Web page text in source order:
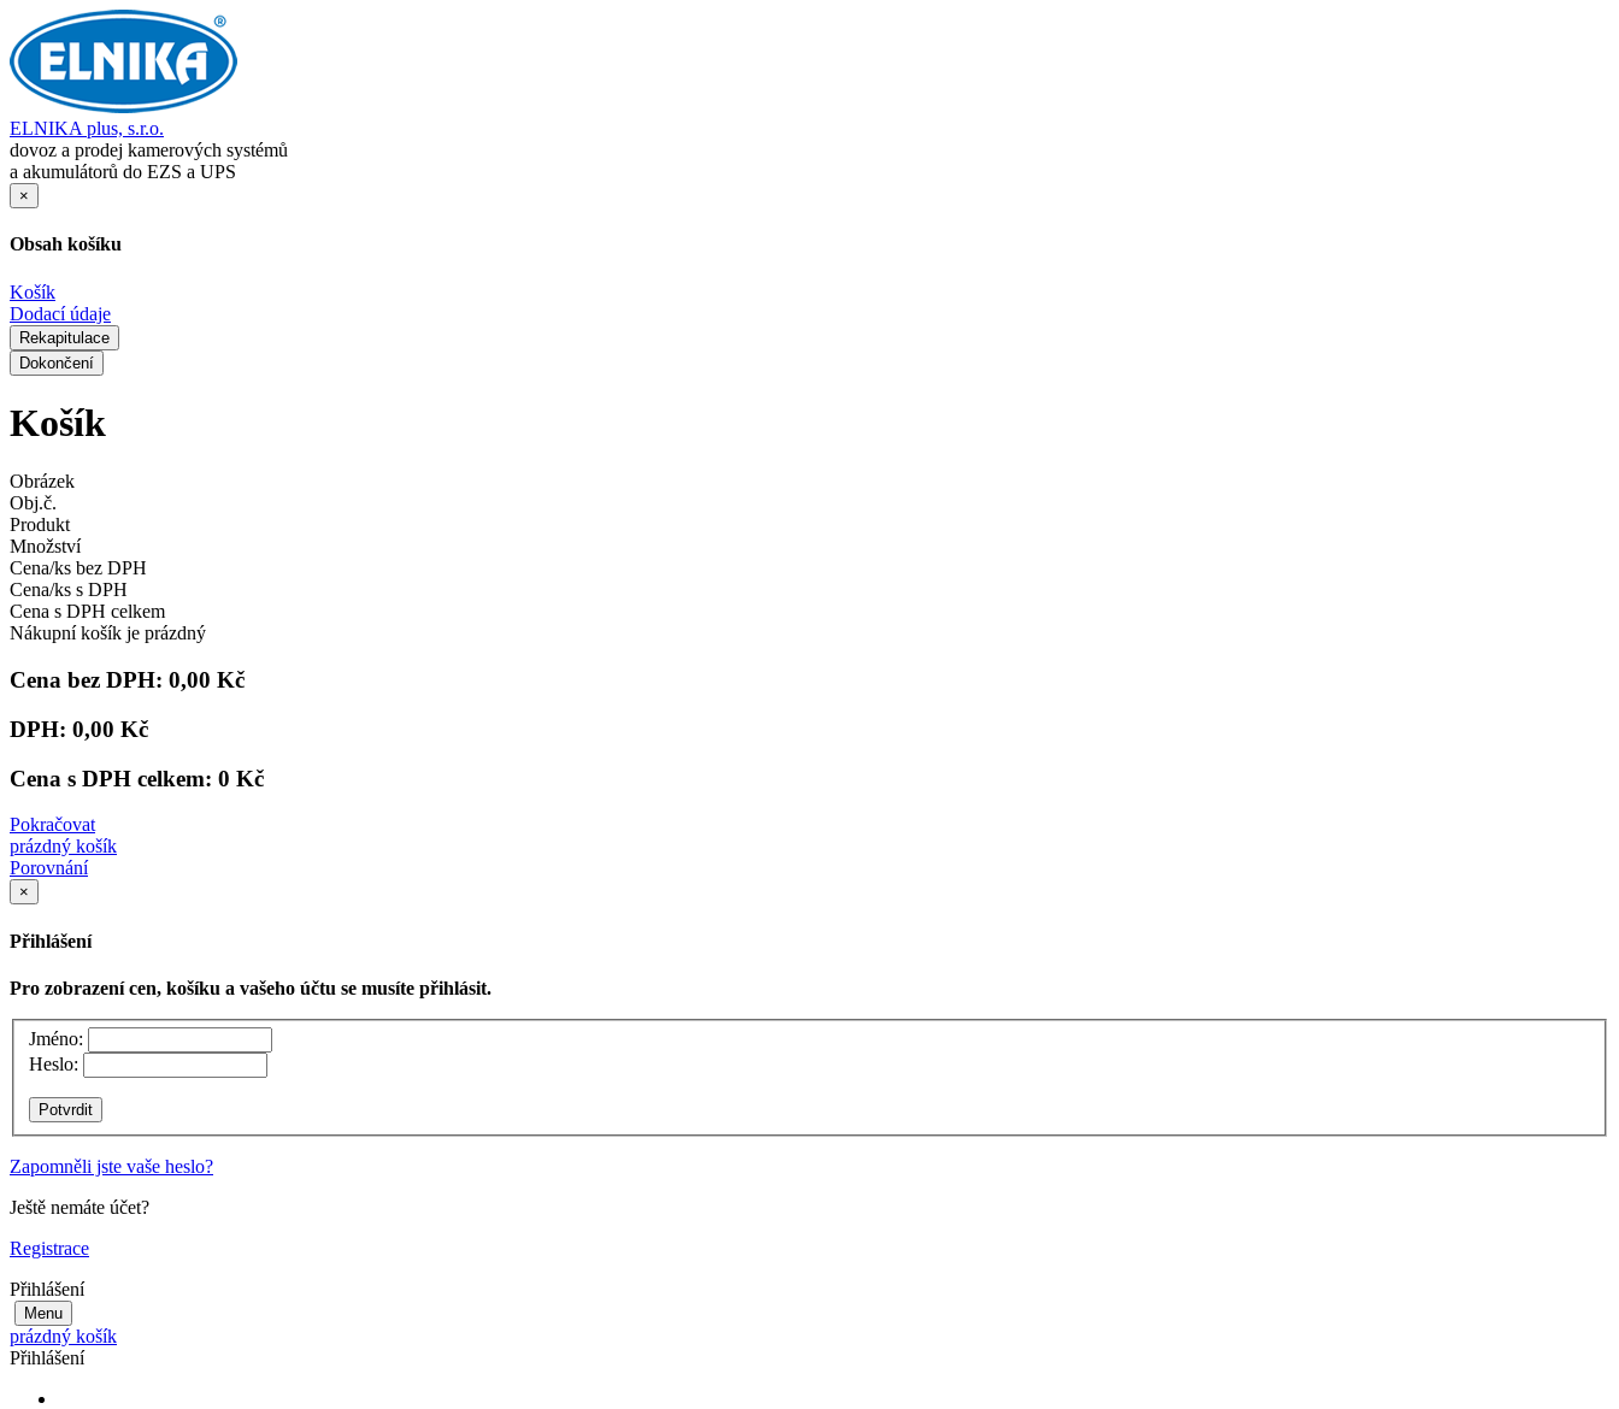
ELNIKA plus, s.r.o.
dovoz a prodej kamerových systémů
a akumulátorů do EZS a UPS
×
Obsah košíku
Košík
Dodací údaje
Rekapitulace
Dokončení
Košík
Obrázek
Obj.č.
Produkt
Množství
Cena/ks bez DPH
Cena/ks s DPH
Cena s DPH celkem
Nákupní košík je prázdný
Cena bez DPH: 0,00 Kč
DPH: 0,00 Kč
Cena s DPH celkem: 0 Kč
Pokračovat
prázdný košík
Porovnání
×
Přihlášení
Pro zobrazení cen, košíku a vašeho účtu se musíte přihlásit.
Jméno:
Heslo:
Zapomněli jste vaše heslo?
Ještě nemáte účet?
Registrace
Přihlášení
Menu
prázdný košík
Přihlášení